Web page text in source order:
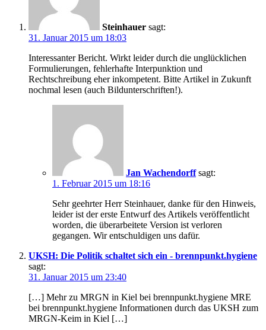
Steinhauer sagt:
31. Januar 2015 um 18:03
Interessanter Bericht. Wirkt leider durch die unglücklichen
Formulierungen, fehlerhafte Interpunktion und
Rechtschreibung eher inkompetent. Bitte Artikel in Zukunft
nochmal lesen (auch Bildunterschriften!).
Jan Wachendorff sagt:
1. Februar 2015 um 18:16
Sehr geehrter Herr Steinhauer, danke für den Hinweis,
leider ist der erste Entwurf des Artikels veröffentlicht
worden, die überarbeitete Version ist verloren
gegangen. Wir entschuldigen uns dafür.
UKSH: Die Politik schaltet sich ein - brennpunkt.hygiene
sagt:
31. Januar 2015 um 23:40
[…] Mehr zu MRGN in Kiel bei brennpunkt.hygiene MRE
bei brennpunkt.hygiene Informationen durch das UKSH zum
MRGN-Keim in Kiel […]